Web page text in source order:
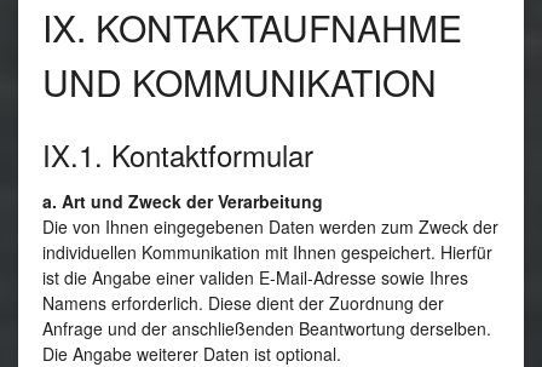
IX. KONTAKTAUFNAHME
UND KOMMUNIKATION
IX.1. Kontaktformular
a. Art und Zweck der Verarbeitung
Die von Ihnen eingegebenen Daten werden zum Zweck der
individuellen Kommunikation mit Ihnen gespeichert. Hierfür
ist die Angabe einer validen E-Mail-Adresse sowie Ihres
Namens erforderlich. Diese dient der Zuordnung der
Anfrage und der anschließenden Beantwortung derselben.
Die Angabe weiterer Daten ist optional.